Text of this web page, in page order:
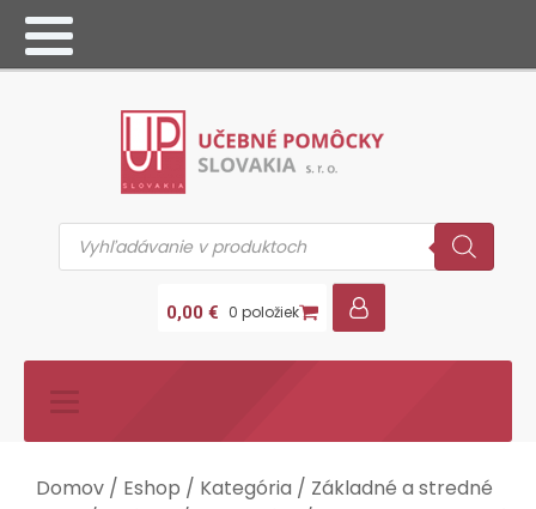
Products
search
0,00 € 0 položiek
Domov / Eshop / Kategória / Základné a stredné